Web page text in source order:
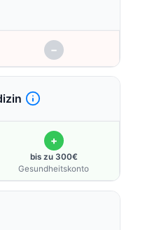
−
+
bis zu 300€
Gesundheitskonto